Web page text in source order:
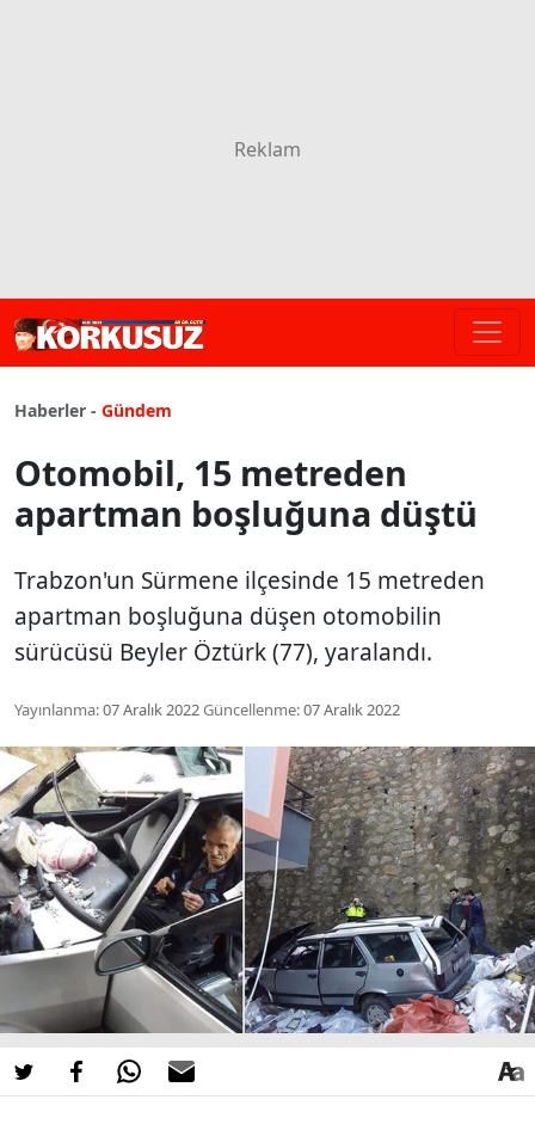
Haberler - Gündem
Otomobil, 15 metreden
apartman boşluğuna düştü
Trabzon'un Sürmene ilçesinde 15 metreden
apartman boşluğuna düşen otomobilin
sürücüsü Beyler Öztürk (77), yaralandı.
Yayınlanma:07 Aralık 2022Güncellenme:07 Aralık 2022